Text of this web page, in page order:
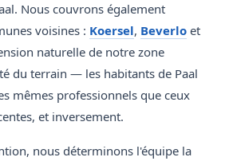
Nous couvrons également
voisines : Koersel, Beverlo et
naturelle de notre zone
du terrain — les habitants de Paal
mêmes professionnels que ceux
et inversement.
nous déterminons l'équipe la